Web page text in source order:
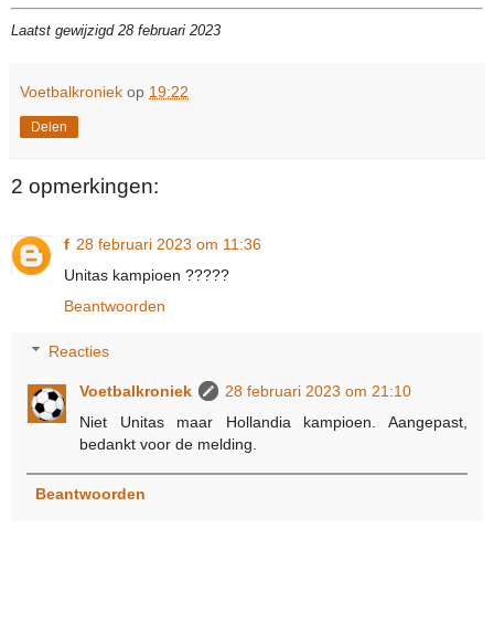
Laatst gewijzigd 28 februari 2023
Voetbalkroniek op 19:22
Delen
2 opmerkingen:
f 28 februari 2023 om 11:36
Unitas kampioen ?????
Beantwoorden
Reacties
Voetbalkroniek
28 februari 2023 om 21:10
Niet Unitas maar Hollandia kampioen. Aangepast,
bedankt voor de melding.
Beantwoorden